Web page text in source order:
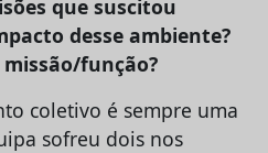
que suscitou
desse ambiente?
função?
coletivo é sempre uma
sofreu dois nos